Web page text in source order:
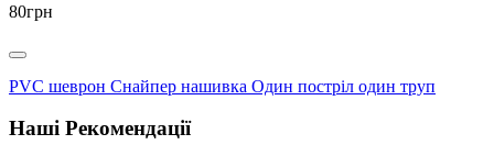
80грн
PVC шеврон Снайпер нашивка Один постріл один труп
Наші Рекомендації